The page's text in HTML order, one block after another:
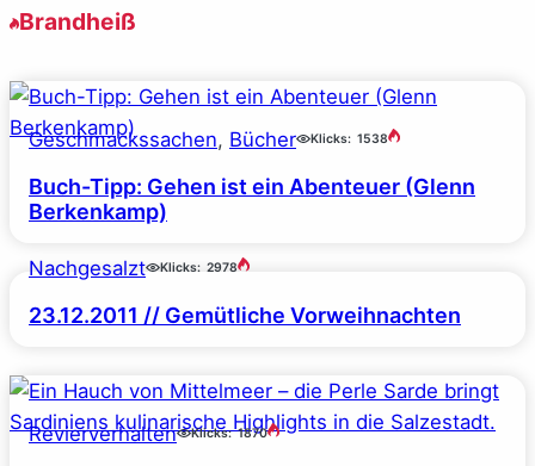
Brandheiß
Geschmackssachen, Bücher Klicks: 1538
Buch-Tipp: Gehen ist ein Abenteuer (Glenn
Berkenkamp)
Nachgesalzt Klicks: 2978
23.12.2011 // Gemütliche Vorweihnachten
Revierverhalten Klicks: 1870